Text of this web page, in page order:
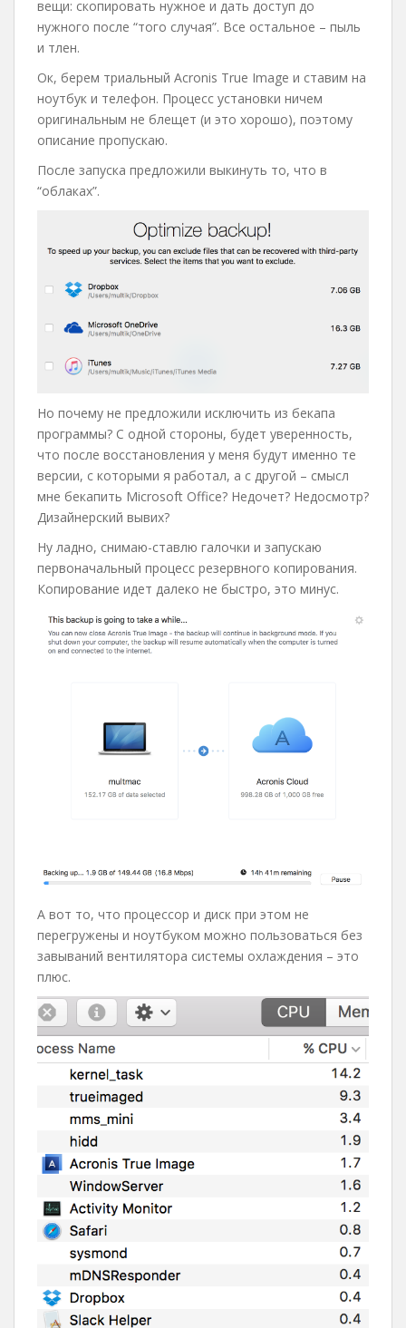
вещи: скопировать нужное и дать доступ до
нужного после “того случая”. Все остальное – пыль
и тлен.
Ок, берем триальный Acronis True Image и ставим на
ноутбук и телефон. Процесс установки ничем
оригинальным не блещет (и это хорошо), поэтому
описание пропускаю.
После запуска предложили выкинуть то, что в
“облаках”.
Но почему не предложили исключить из бекапа
программы? С одной стороны, будет уверенность,
что после восстановления у меня будут именно те
версии, с которыми я работал, а с другой – смысл
мне бекапить Microsoft Office? Недочет? Недосмотр?
Дизайнерский вывих?
Ну ладно, снимаю-ставлю галочки и запускаю
первоначальный процесс резервного копирования.
Копирование идет далеко не быстро, это минус.
А вот то, что процессор и диск при этом не
перегружены и ноутбуком можно пользоваться без
завываний вентилятора системы охлаждения – это
плюс.